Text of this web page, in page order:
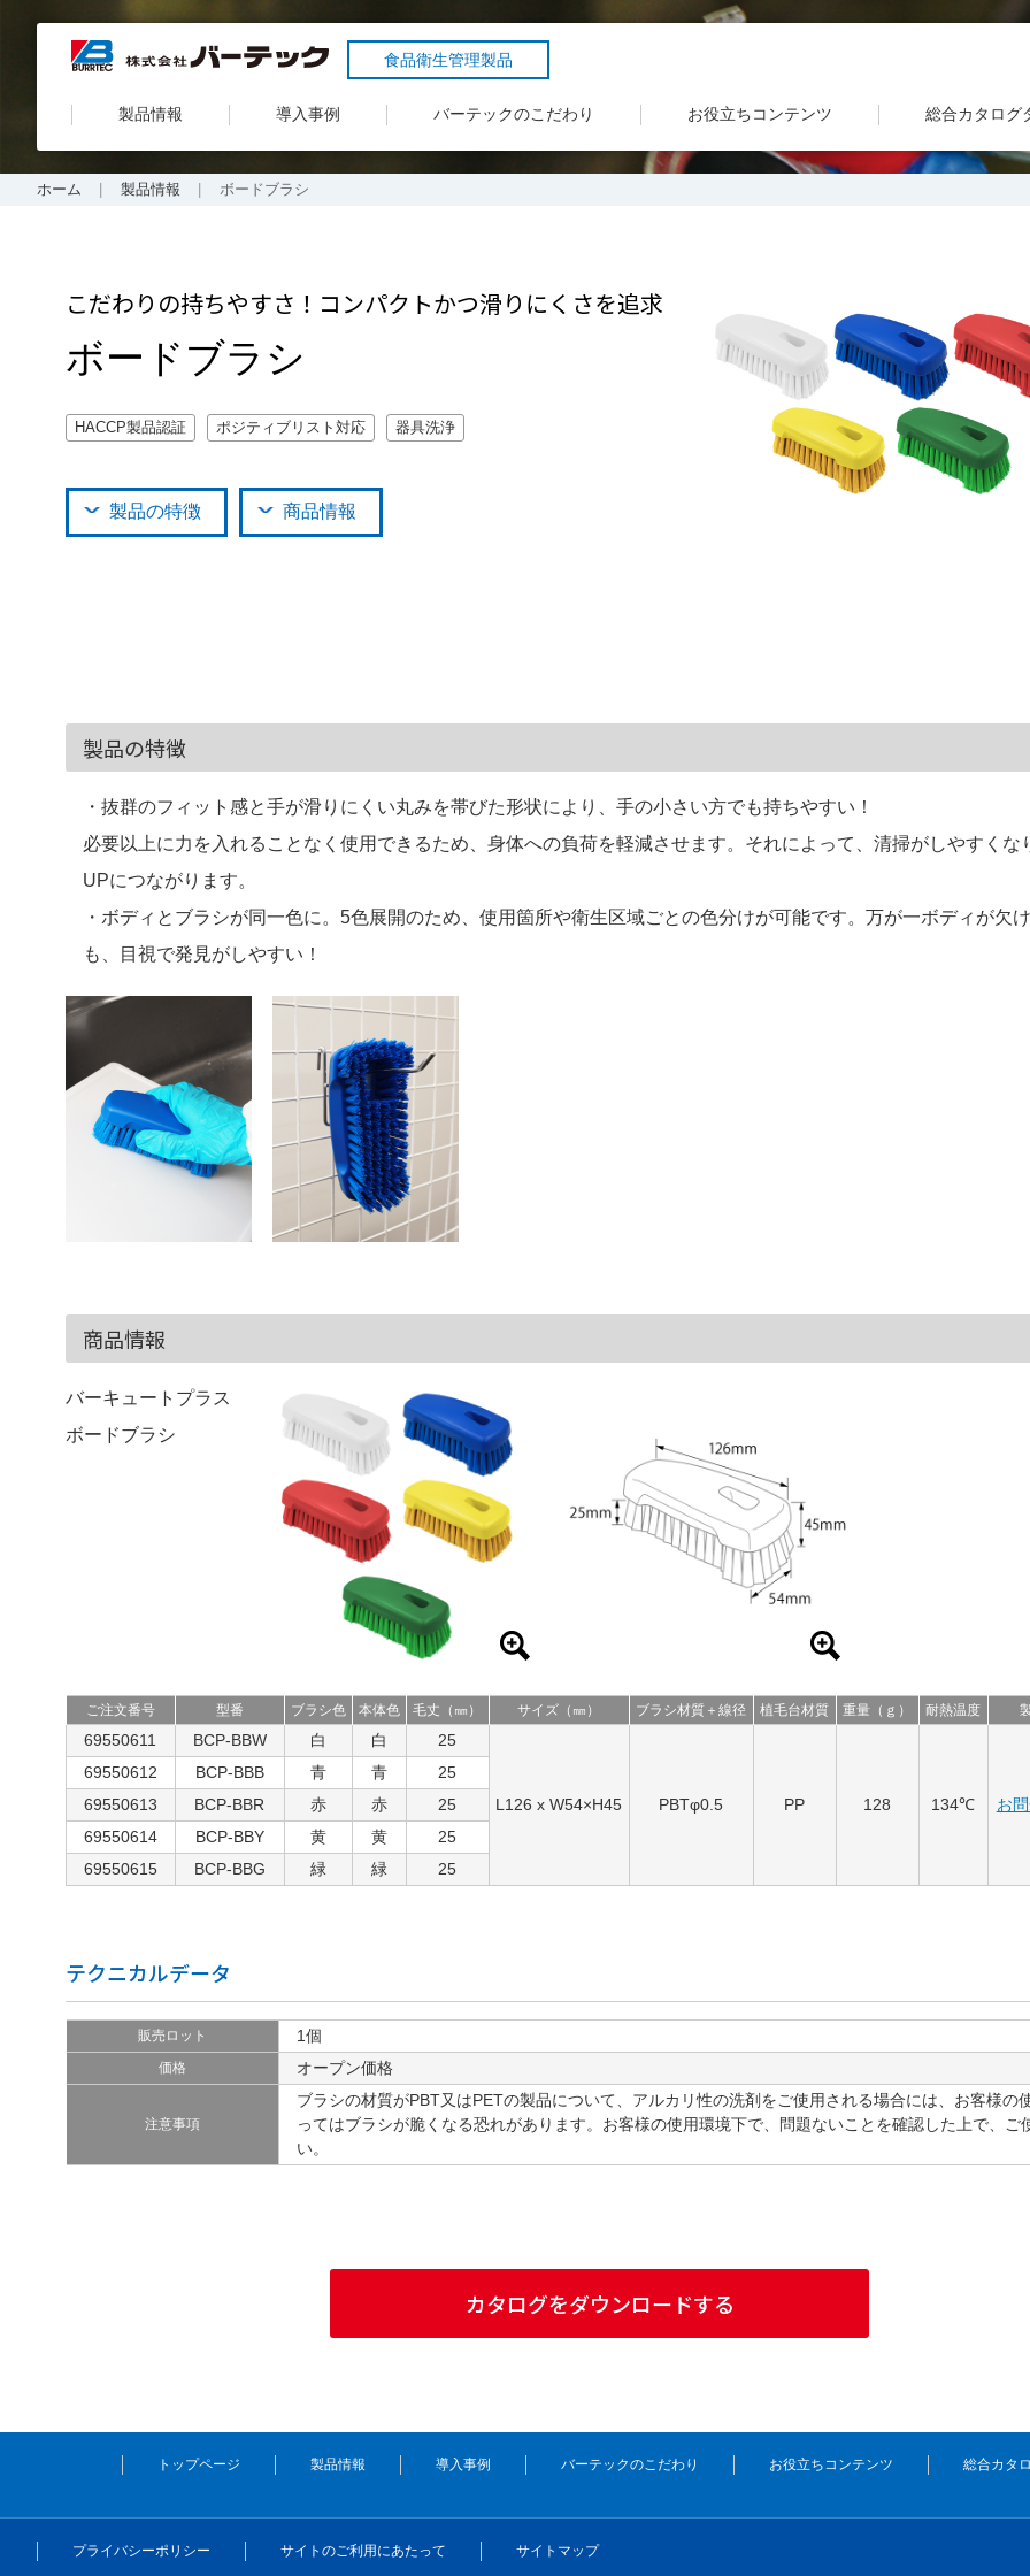
食品衛生管理製品
製品情報 導入事例 バーテックのこだわり お役立ちコンテンツ 総合カタログ
ホーム 製品情報 ボードブラシ
こだわりの持ちやすさ！コンパクトかつ滑りにくさを追求
ボードブラシ
HACCP製品認証 ポジティブリスト対応 器具洗浄
製品の特徴 商品情報
製品の特徴
・抜群のフィット感と手が滑りにくい丸みを帯びた形状により、手の小さい方でも持ちやすい！
必要以上に力を入れることなく使用できるため、身体への負荷を軽減させます。それによって、清掃がしやすくな
UPにつながります。
・ボディとブラシが同一色に。5色展開のため、使用箇所や衛生区域ごとの色分けが可能です。万が一ボディが欠
も、目視で発見がしやすい！
商品情報
バーキュートプラス
ボードブラシ
ご注文番号 型番
69550611
BCP-BBW
69550612
BCP-BBB
69550613
BCP-BBR
69550614
BCP-BBY
69550615
BCP-BBG
ブラシ色 本体色 毛丈（㎜） サイズ（㎜） ブラシ材質＋線径 植毛台材質 重量（ｇ） 耐熱温度
白 白 25
L126 x W54×H45 PBTφ0.5 PP 128 134℃ お
青 青
25
赤
赤
25
黄
黄
25
緑
緑 25
テクニカルデータ
販売ロット 1個
価格 オープン価格
注意事項
ブラシの材質がPBT又はPETの製品について、アルカリ性の洗剤をご使用される場合には、お客様の
ってはブラシが脆くなる恐れがあります。お客様の使用環境下で、問題ないことを確認した上で、ご
い。
カタログをダウンロードする
トップページ 製品情報 導入事例 バーテックのこだわり お役立ちコンテンツ 総合カタ
プライバシーポリシー サイトのご利用にあたって サイトマップ